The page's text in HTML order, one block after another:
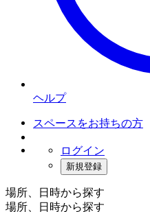
ヘルプ
スペースをお持ちの方
ログイン
新規登録
場所、日時から探す
場所、日時から探す